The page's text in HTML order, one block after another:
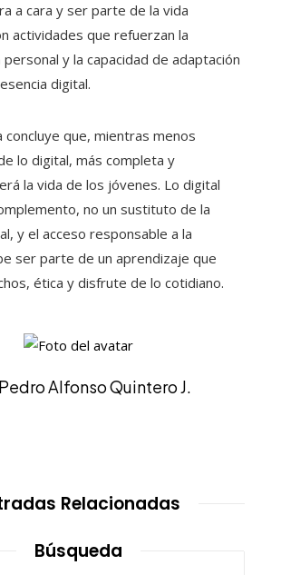
a cara y ser parte de la vida
actividades que refuerzan la
y la capacidad de adaptación
digital.
concluye que, mientras menos
lo digital, más completa y
la vida de los jóvenes. Lo digital
no un sustituto de la
y el acceso responsable a la
ser parte de un aprendizaje que
ética y disfrute de lo cotidiano.
Alfonso Quintero J.
Relacionadas
Búsqueda